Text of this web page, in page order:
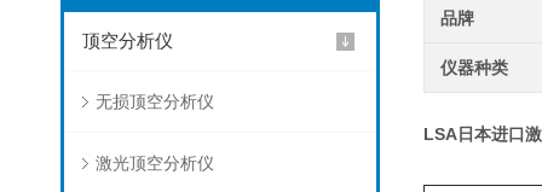
顶空分析仪
无损顶空分析仪
激光顶空分析仪
品牌
仪器种类
LSA日本进口